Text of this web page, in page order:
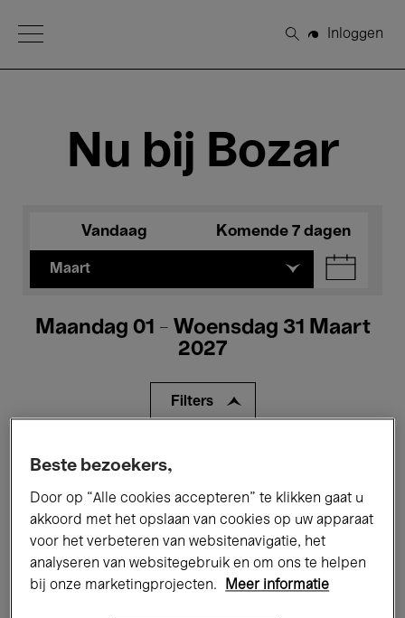
Open Menu
Zoeken
Inloggen
Nu bij Bozar
Vandaag Komende 7 dagen
Maart
Maandag 01 - Woensdag 31 Maart
2027
Filters
Alle evenementen
Tentoonstellingen Films
Performances Lezingen & Debatten
Jazz Klassieke Muziek Global Music
Beste bezoekers,
Door op “Alle cookies accepteren” te klikken gaat u
akkoord met het opslaan van cookies op uw apparaat
voor het verbeteren van websitenavigatie, het
analyseren van websitegebruik en om ons te helpen
bij onze marketingprojecten.
Meer informatie